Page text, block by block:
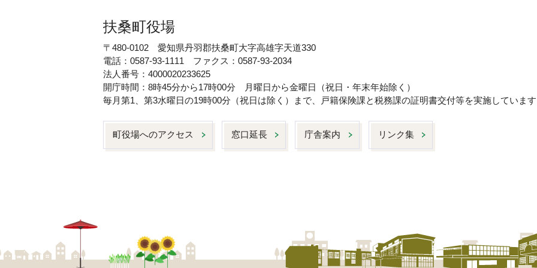
扶桑町役場
〒480-0102 愛知県丹羽郡扶桑町大字高雄字天道330
電話：0587-93-1111 ファクス：0587-93-2034
法人番号：4000020233625
開庁時間：8時45分から17時00分 月曜日から金曜日（祝日・年末年始除く）
毎月第1、第3水曜日の19時00分（祝日は除く）まで、戸籍保険課と税務課の証明書交付等を実施していま
町役場へのアクセス 窓口延長 庁舎案内 リンク集